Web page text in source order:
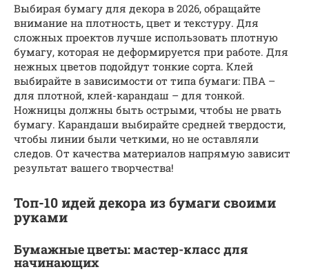
Выбирая бумагу для декора в 2026, обращайте
внимание на плотность, цвет и текстуру. Для
сложных проектов лучше использовать плотную
бумагу, которая не деформируется при работе. Для
нежных цветов подойдут тонкие сорта. Клей
выбирайте в зависимости от типа бумаги: ПВА –
для плотной, клей-карандаш – для тонкой.
Ножницы должны быть острыми, чтобы не рвать
бумагу. Карандаши выбирайте средней твердости,
чтобы линии были четкими, но не оставляли
следов. От качества материалов напрямую зависит
результат вашего творчества!
Топ-10 идей декора из бумаги своими
руками
Бумажные цветы: мастер-класс для
начинающих